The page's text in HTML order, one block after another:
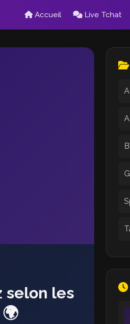
Accueil Live Tchat
selon les